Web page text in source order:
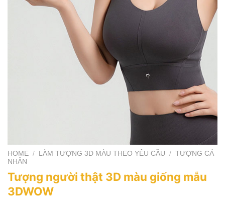
HOME / LÀM TƯỢNG 3D MÀU THEO YÊU CẦU / TƯỢNG CÁ
NHÂN
Tượng người thật 3D màu giống mẫu
3DWOW